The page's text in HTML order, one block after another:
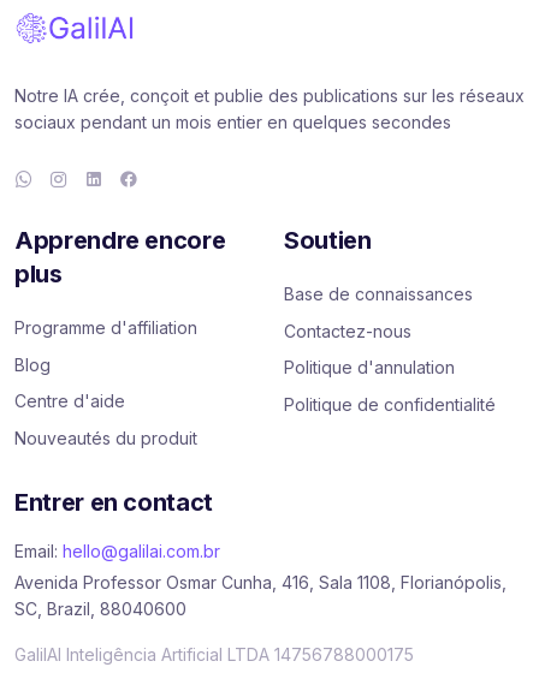
Notre IA crée, conçoit et publie des publications sur les réseaux
sociaux pendant un mois entier en quelques secondes
Apprendre encore
plus
Programme d'affiliation
Blog
Centre d'aide
Nouveautés du produit
Soutien
Base de connaissances
Contactez-nous
Politique d'annulation
Politique de confidentialité
Entrer en contact
Email: hello@galilai.com.br
Avenida Professor Osmar Cunha, 416, Sala 1108, Florianópolis,
SC, Brazil, 88040600
GalilAI Inteligência Artificial LTDA 14756788000175